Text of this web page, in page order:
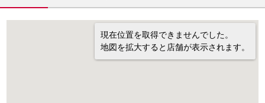
現在位置を取得できませんでした。
地図を拡大すると店舗が表示されます。